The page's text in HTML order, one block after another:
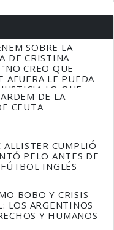
SOBRE LA
DE CRISTINA
CREO QUE
AFUERA LE PUEDA
LO QUE
DE LA
CEUTA
ALLISTER CUMPLIÓ
PELO ANTES DE
INGLÉS
BOBO Y CRISIS
LOS ARGENTINOS
Y HUMANOS